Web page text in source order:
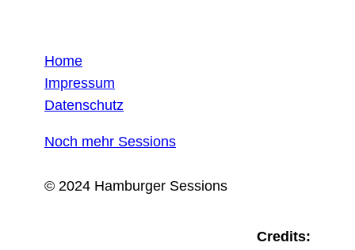
Home
Impressum
Datenschutz
Noch mehr Sessions
© 2024 Hamburger Sessions
Credits: